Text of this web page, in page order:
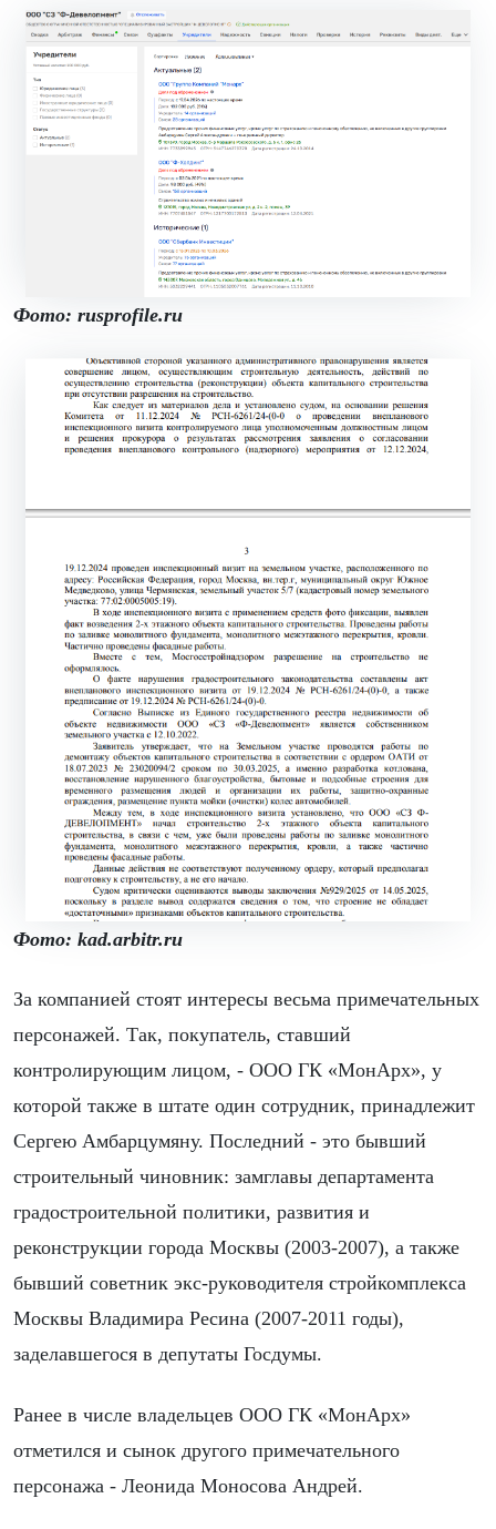
Фото: rusprofile.ru
Фото: kad.arbitr.ru
За компанией стоят интересы весьма примечательных
персонажей. Так, покупатель, ставший
контролирующим лицом, - ООО ГК «МонАрх», у
которой также в штате один сотрудник, принадлежит
Сергею Амбарцумяну. Последний - это бывший
строительный чиновник: замглавы департамента
градостроительной политики, развития и
реконструкции города Москвы (2003-2007), а также
бывший советник экс-руководителя стройкомплекса
Москвы Владимира Ресина (2007-2011 годы),
заделавшегося в депутаты Госдумы.
Ранее в числе владельцев ООО ГК «МонАрх»
отметился и сынок другого примечательного
персонажа - Леонида Моносова Андрей.